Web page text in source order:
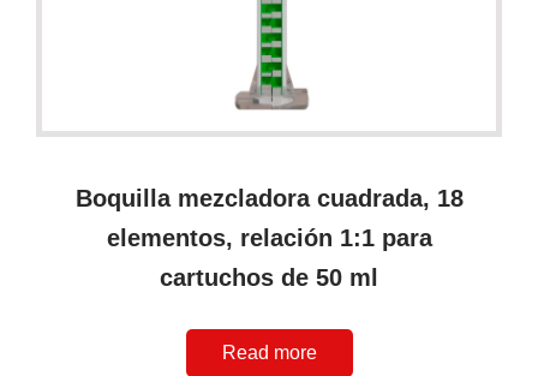
Boquilla mezcladora cuadrada, 18
elementos, relación 1:1 para
cartuchos de 50 ml
Read more